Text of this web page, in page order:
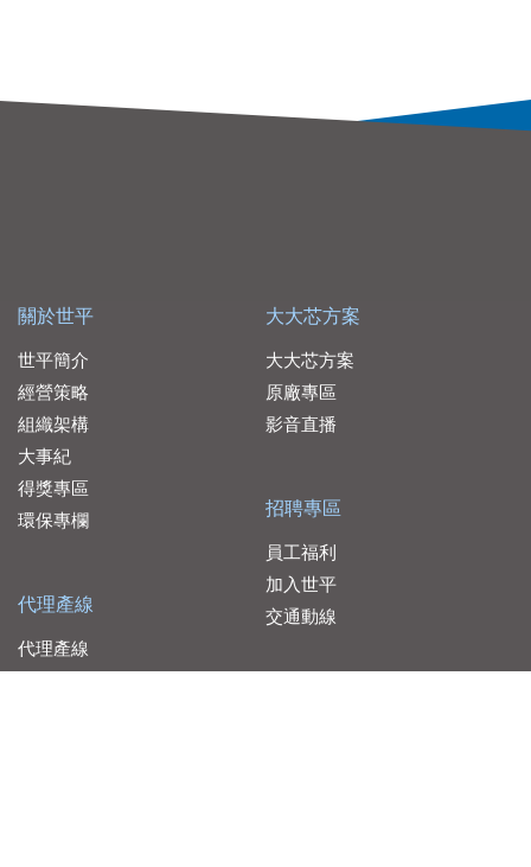
關於世平
世平簡介
經營策略
組織架構
大事紀
得獎專區
環保專欄
代理產線
代理產線
大大芯方案
大大芯方案
原廠專區
影音直播
招聘專區
員工福利
加入世平
交通動線